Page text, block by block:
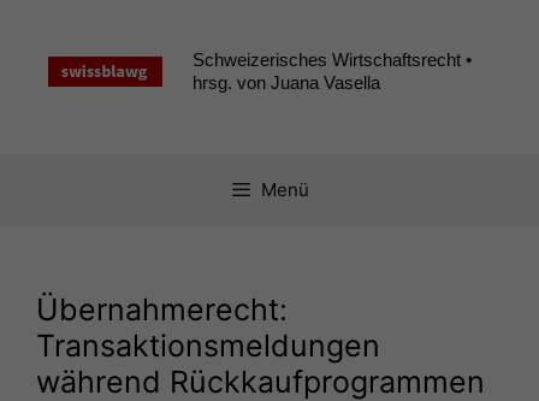
springen
Schweizerisches Wirtschaftsrecht •
hrsg. von Juana Vasella
Menü
Übernahmerecht:
Transaktionsmeldungen
während Rückkaufprogrammen